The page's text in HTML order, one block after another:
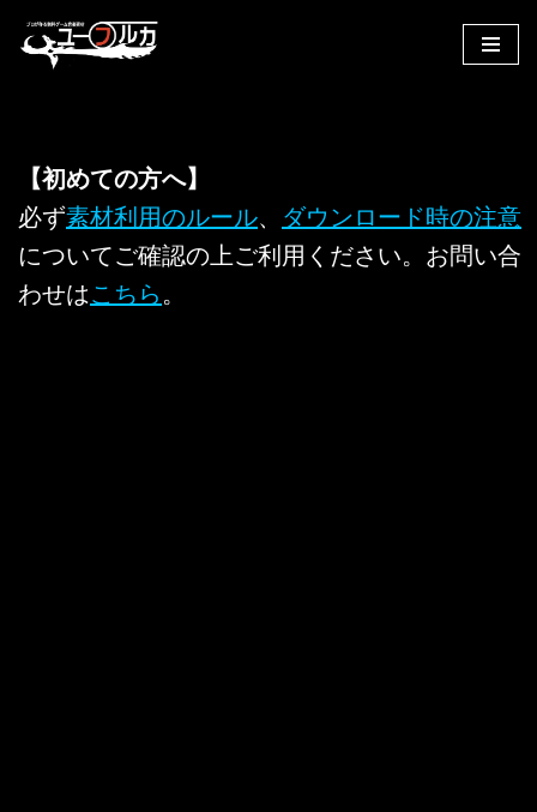
へ
キ
ッ
【初めての方へ】
必ず素材利用のルール、 ダウンロード時の注意
についてご確認の上ご利用ください。お問い合
わせはこちら 。